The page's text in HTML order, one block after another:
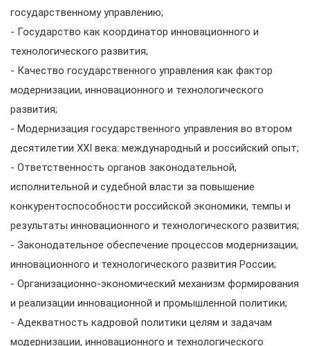
государственному управлению;
- Государство как координатор инновационного и
технологического развития;
- Качество государственного управления как фактор
модернизации, инновационного и технологического
развития;
- Модернизация государственного управления во втором
десятилетии ХХI века: международный и российский опыт;
- Ответственность органов законодательной,
исполнительной и судебной власти за повышение
конкурентоспособности российской экономики, темпы и
результаты инновационного и технологического развития;
- Законодательное обеспечение процессов модернизации,
инновационного и технологического развития России;
- Организационно-экономический механизм формирования
и реализации инновационной и промышленной политики;
- Адекватность кадровой политики целям и задачам
модернизации, инновационного и технологического